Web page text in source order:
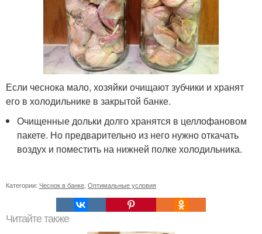
Если чеснока мало, хозяйки очищают зубчики и хранят
его в холодильнике в закрытой банке.
Очищенные дольки долго хранятся в целлофановом
пакете. Но предварительно из него нужно откачать
воздух и поместить на нижней полке холодильника.
Категории: Чеснок в банке Оптимальные условия
Читайте также